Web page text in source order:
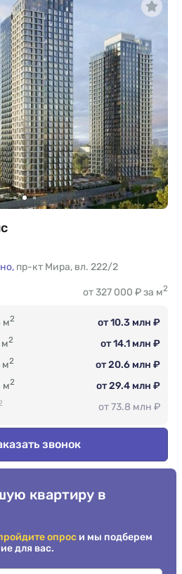
пр-кт Мира, вл. 222/2
от 327 000 ₽ за м2
м2
от 10.3 млн ₽
м2
от 14.1 млн ₽
м2
от 20.6 млн ₽
м2
от 29.4 млн ₽
от 73.8 млн ₽
звонок
квартиру в
опрос и мы подберем
для вас.